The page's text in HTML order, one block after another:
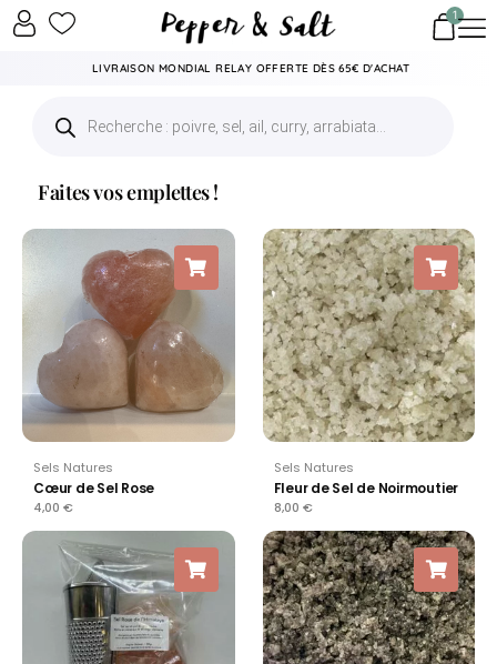
1
LIVRAISON MONDIAL RELAY OFFERTE DÈS 65€ D'ACHAT
Faites vos emplettes !
Sels Natures
Cœur de Sel Rose
4,00 €
Sels Natures
Fleur de Sel de Noirmoutier
8,00 €